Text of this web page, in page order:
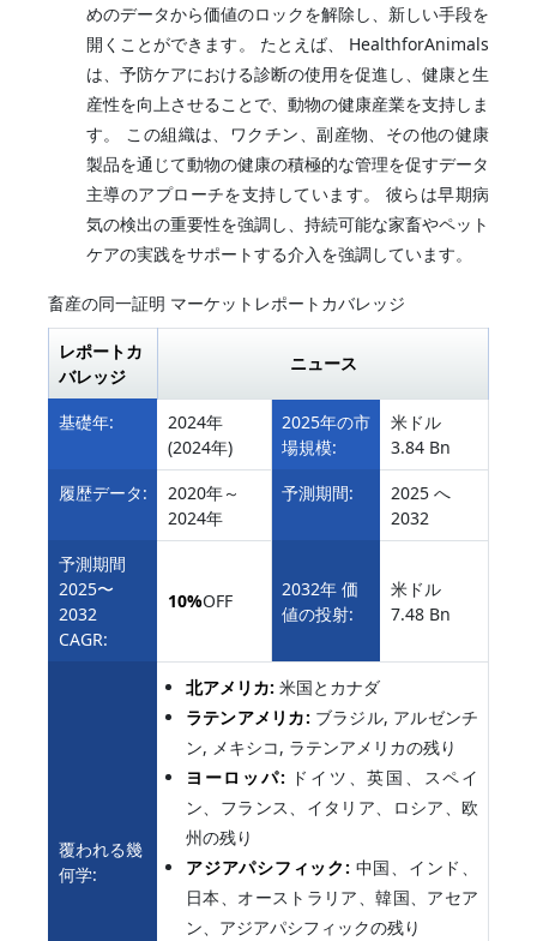
めのデータから価値のロックを解除し、新しい手段を
開くことができます。 たとえば、 HealthforAnimals
は、予防ケアにおける診断の使用を促進し、健康と生
産性を向上させることで、動物の健康産業を支持しま
す。 この組織は、ワクチン、副産物、その他の健康
製品を通じて動物の健康の積極的な管理を促すデータ
主導のアプローチを支持しています。 彼らは早期病
気の検出の重要性を強調し、持続可能な家畜やペット
ケアの実践をサポートする介入を強調しています。
畜産の同一証明 マーケットレポートカバレッジ
レポートカ
バレッジ
ニュース
基礎年:
2024年
(2024年)
2025年の市
場規模:
米ドル
3.84 Bn
履歴データ:
2020年～
2024年
予測期間:
2025 へ
2032
予測期間
2025〜
2032
CAGR:
10%OFF
2032年 価
値の投射:
米ドル
7.48 Bn
覆われる幾
何学:
北アメリカ: 米国とカナダ
ラテンアメリカ: ブラジル, アルゼンチ
ン, メキシコ, ラテンアメリカの残り
ヨーロッパ: ドイツ、英国、スペイ
ン、フランス、イタリア、ロシア、欧
州の残り
アジアパシフィック: 中国、インド、
日本、オーストラリア、韓国、アセア
ン、アジアパシフィックの残り